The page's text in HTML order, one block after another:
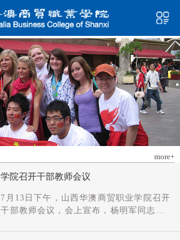
more+
学院召开干部教师会议
7月13日下午，山西华澳商贸职业学院召开
干部教师会议，会上宣布，杨明军同志任